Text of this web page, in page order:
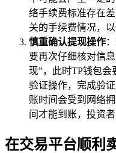
络手续费标准存在
关的手续费情况，
慎重确认提现操作
要再次仔细核对信
现”，此时TP钱包
验证操作，完成验
账时间会受到网络
间才能到账，投资者
在交易平台顺利